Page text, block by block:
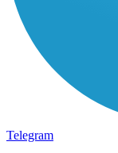
Telegram